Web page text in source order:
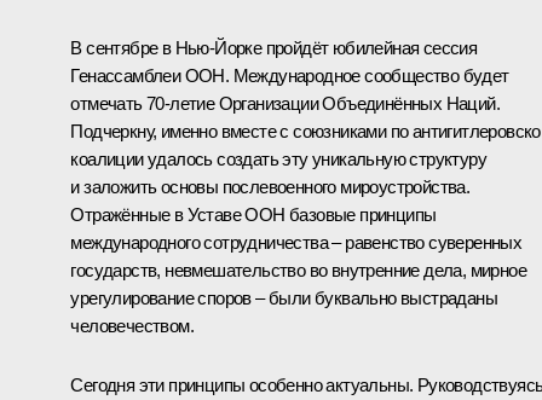
В сентябре в Нью-Йорке пройдёт юбилейная сессия
Генассамблеи ООН. Международное сообщество будет
отмечать 70-летие Организации Объединённых Наций.
Подчеркну, именно вместе с союзниками по
коалиции удалось создать эту уникальную структуру
и заложить основы послевоенного мироустройства.
Отражённые в Уставе ООН базовые принципы
международного сотрудничества – равенство суверенных
государств, невмешательство во внутренние дела, мирное
урегулирование споров – были буквально выстраданы
человечеством.
Сегодня эти принципы особенно актуальны.